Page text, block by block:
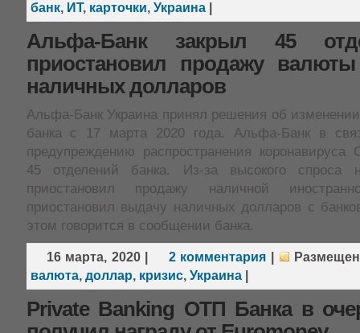
банк, ИТ, карточки, Украина|
Альфа-Банк закрыл 45
приостановил продажу
наличных долларов
Альфа-Банк Украина принял решения об
банка с 17 марта 2020 года. Альфа-Банк в
предупреждению распространения коронавируса
45 отделений банка. Из-за высокого спроса
приостановил продажу наличной
приостановил выдачу наличных долларов с
этом говорится в сообщении банка.
16 марта, 2020| 2 комментария
валюта, доллар, кризис, Украина|
Private Banking ОТП Банка в